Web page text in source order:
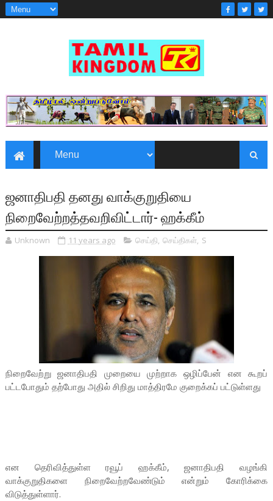
ஜனாதிபதி தனது வாக்குறுதியை
நிறைவேற்றத்தவறிவிட்டார்- ஹக்கீம்
Unknown 11 years ago செய்தி, செய்திகள், S
நிறைவேற்று ஜனாதிபதி முறையை முற்றாக ஒழிப்பேன் என கூறப்
பட்டபோதும் தற்போது அதில் சிறிது மாத்திரமே குறைக்கப் பட்டுள்ளது
என தெரிவித்துள்ள ரவூப் ஹக்கீம், ஜனாதிபதி வழங்கி
வாக்குறுதிகளை நிறைவேற்றவேண்டும் என்றும் கோரிக்கை
விடுத்துள்ளார்.